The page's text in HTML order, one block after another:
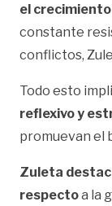
el
constante
conflictos,
Todo esto
reflexivo y
promuevan el
Zuleta
respectoa la